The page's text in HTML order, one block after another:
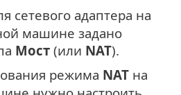
сетевого адаптера на
машине задано
Мост (или NAT).
режима NAT на